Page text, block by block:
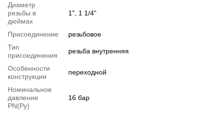
Диаметр
резьбы в
дюймах
1", 1 1/4"
Присоединение
резьбовое
Тип
присоединения
резьба внутренняя
Особенности
конструкции
переходной
Номинальное
давление
PN(Ру)
16 бар